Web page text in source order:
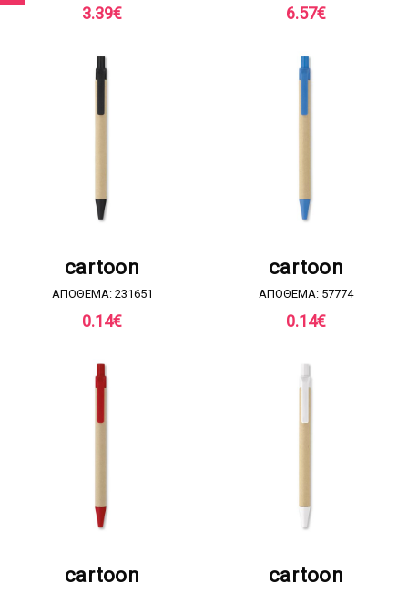
3.39€ 6.57€
cartoon
ΑΠΟΘΕΜΑ: 231651
0.14€
cartoon
ΑΠΟΘΕΜΑ: 57774
0.14€
cartoon cartoon